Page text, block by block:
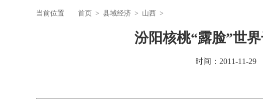
当前位置 首页 > 县域经济 > 山西 >
汾阳核桃“露脸”世
时间：2011-11-29